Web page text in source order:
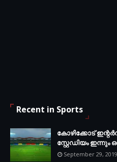
Recent in Sports
കോഴിക്കോട്
സ്റ്റേഡിയം ഇന്നും
September 29, 2019